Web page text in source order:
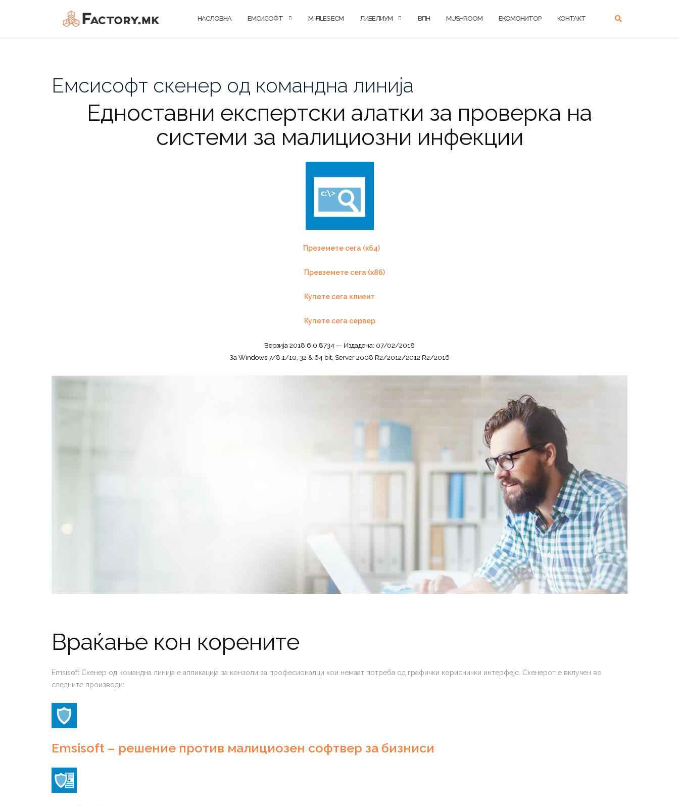
НАСЛОВНА ЕМСИСОФТ M-FILES ECM ЛИБЕЛИУМ ВПН MUSHROOM ЕКОМОНИТОР КОНТАКТ
Емсисофт скенер од командна линија
Едноставни експертски алатки за проверка на
системи за малициозни инфекции
Преземете сега (x64)
Превземете сега (x86)
Купете сега клиент
Купете сега сервер
Верзија 2018.6.0.8734 — Издадена: 07/02/2018
За Windows 7/8.1/10, 32 & 64 bit, Server 2008 R2/2012/2012 R2/2016
Враќање кон корените
Emsisoft Скенер од командна линија е апликација за конзоли за професионалци кои немаат потреба од графички кориснички интерфејс. Скенерот е вклучен во
следните производи:
Emsisoft – решение против малициозен софтвер за бизниси